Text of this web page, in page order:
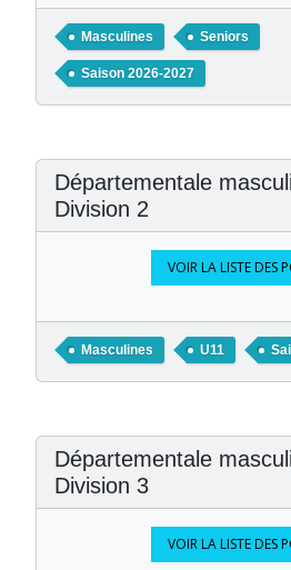
Masculines Seniors
Saison 2026-2027
Départementale
Division 2
VOIR LA LISTE DES
Masculines U11
Départementale
Division 3
VOIR LA LISTE DES